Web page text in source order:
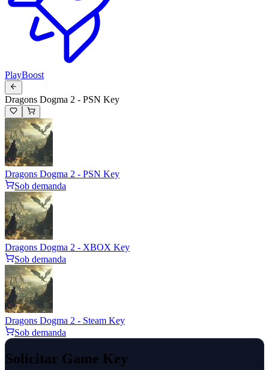
PlayBoost
Dragons Dogma 2 - PSN Key
Dragons Dogma 2 - PSN Key
Sob demanda
Dragons Dogma 2 - XBOX Key
Sob demanda
Dragons Dogma 2 - Steam Key
Sob demanda
Solicitar Game Key